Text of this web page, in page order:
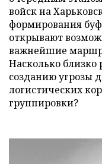
войск на
формирования
открывают
важнейшие
Насколько
созданию угрозы
логистических
группировки?